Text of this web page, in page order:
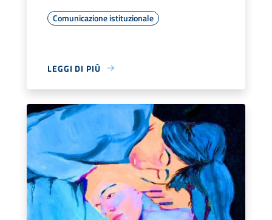
Comunicazione istituzionale
LEGGI DI PIÙ